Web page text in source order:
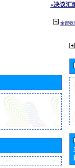
«决议汇
全部收